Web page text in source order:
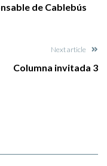
de Cablebús
Next article
Columna invitada 3